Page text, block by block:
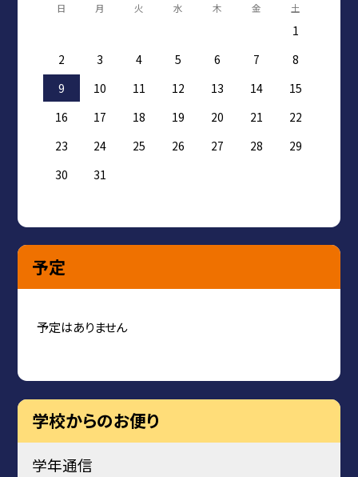
日 月 火 水 木 金 土
1
2
3 4 5 6 7
8
9
10 11 12 13 14
15
16
17 18 19 20 21
22
23
24 25 26 27 28
29
30
31
予定
予定はありません
学校からのお便り
学年通信